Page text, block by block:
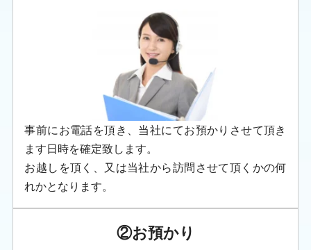
事前にお電話を頂き、当社にてお預かりさせて頂き
ます日時を確定致します。
お越しを頂く、又は当社から訪問させて頂くかの何
れかとなります。
②お預かり